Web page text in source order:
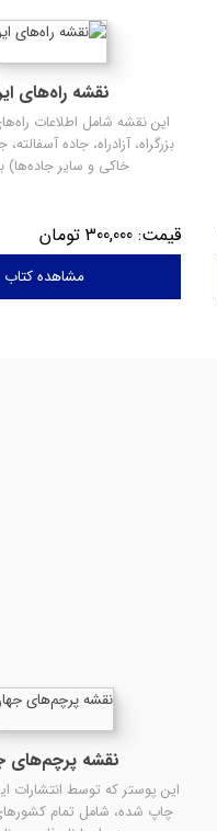
نقشه راه‌های
این نقشه شامل اطلاعات
بزرگراه، آزادراه، جاده
خاکی و سایر جاده‌ها)
300,000
مشاهده کتاب
نقشه پرچم‌های
این پوستر که توسط انتشارات
چاپ شده، شامل تمام